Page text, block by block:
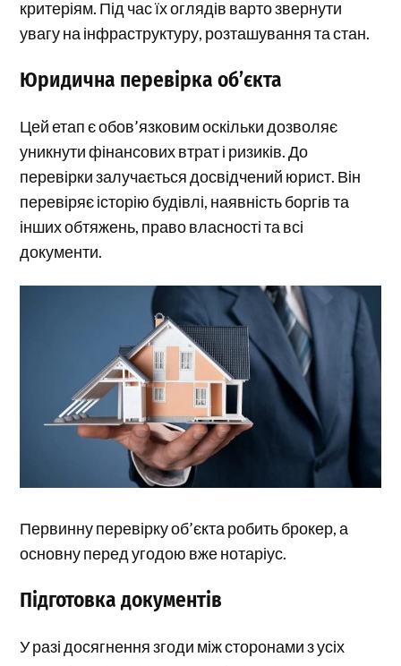
критеріям. Під час їх оглядів варто звернути
увагу на інфраструктуру, розташування та стан.
Юридична перевірка об’єкта
Цей етап є обов’язковим оскільки дозволяє
уникнути фінансових втрат і ризиків. До
перевірки залучається досвідчений юрист. Він
перевіряє історію будівлі, наявність боргів та
інших обтяжень, право власності та всі
документи.
Первинну перевірку об’єкта робить брокер, а
основну перед угодою вже нотаріус.
Підготовка документів
У разі досягнення згоди між сторонами з усіх